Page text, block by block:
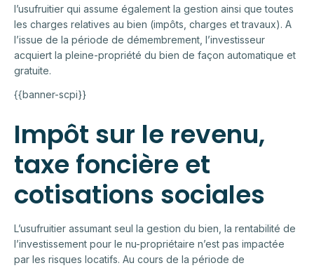
l’usufruitier qui assume également la gestion ainsi que toutes
les charges relatives au bien (impôts, charges et travaux). A
l’issue de la période de démembrement, l’investisseur
acquiert la pleine-propriété du bien de façon automatique et
gratuite.
{{banner-scpi}}
Impôt sur le revenu,
taxe foncière et
cotisations sociales
L’usufruitier assumant seul la gestion du bien, la rentabilité de
l’investissement pour le nu-propriétaire n’est pas impactée
par les risques locatifs. Au cours de la période de